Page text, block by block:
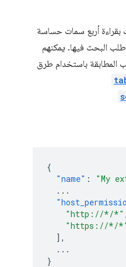
بقراءة أربع سمات حساسة
البحث فيها. يمكنهم
المطابقة باستخدام طرق
{
"name" : "My
...
"http://*/*" ,
"https://*/
],
...
}